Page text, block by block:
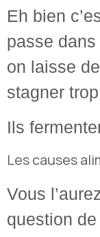
Eh bien
passe
on laisse
stagner
Ils
Les causes
Vous
question